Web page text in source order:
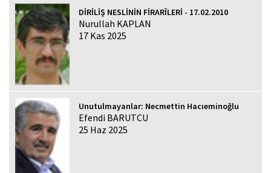
DİRİLİŞ NESLİNİN FİRARÎLERİ - 17.02.2010
Nurullah KAPLAN
17 Kas 2025
Unutulmayanlar: Necmettin Hacıeminoğlu
Efendi BARUTCU
25 Haz 2025